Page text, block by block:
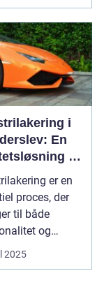
i
En
til
projekt
er en
proces, der
til både
og
2025